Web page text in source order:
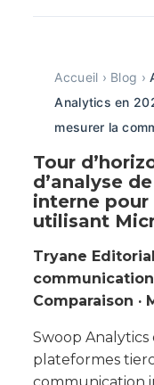
Accueil › Blog ›
Analytics en
mesurer la
Tour
d’analyse
interne
utilisant
Tryane
Comparaison ·
Swoop Analytics
plateformes